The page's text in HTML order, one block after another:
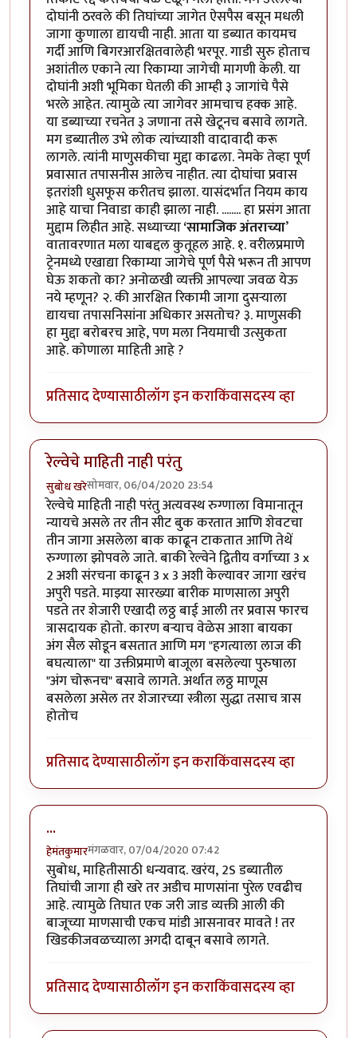
दोघांनी ठरवले की तिघांच्या जागेत ऐसपैस बसून मधली
जागा कुणाला द्यायची नाही. आता या डब्यात कायमच
गर्दी आणि बिगरआरक्षितवालेही भरपूर. गाडी सुरु होताच
अशांतील एकाने त्या रिकाम्या जागेची मागणी केली. या
दोघांनी अशी भूमिका घेतली की आम्ही ३ जागांचे पैसे
भरले आहेत. त्यामुळे त्या जागेवर आमचाच हक्क आहे.
या डब्याच्या रचनेत ३ जणाना तसे खेटूनच बसावे लागते.
मग डब्यातील उभे लोक त्यांच्याशी वादावादी करू
लागले. त्यांनी माणुसकीचा मुद्दा काढला. नेमके तेव्हा पूर्ण
प्रवासात तपासनीस आलेच नाहीत. त्या दोघांचा प्रवास
इतरांशी धुसफूस करीतच झाला. यासंदर्भात नियम काय
आहे याचा निवाडा काही झाला नाही. ........ हा प्रसंग आता
मुद्दाम लिहीत आहे. सध्याच्या‘सामाजिक अंतराच्या’
वातावरणात मला याबद्दल कुतूहल आहे. १. वरीलप्रमाणे
ट्रेनमध्ये एखाद्या रिकाम्या जागेचे पूर्ण पैसे भरून ती आपण
घेऊ शकतो का? अनोळखी व्यक्ती आपल्या जवळ येऊ
नये म्हणून? २. की आरक्षित रिकामी जागा दुसऱ्याला
द्यायचा तपासनिसांना अधिकार असतोच? ३. माणुसकी
हा मुद्दा बरोबरच आहे, पण मला नियमाची उत्सुकता
आहे. कोणाला माहिती आहे ?
प्रतिसाद देण्यासाठीलॉग इन कराकिंवासदस्य व्हा
रेल्वेचे माहिती नाही परंतु
सुबोध खरेसोमवार, 06/04/2020 23:54
रेल्वेचे माहिती नाही परंतु अत्यवस्थ रुग्णाला विमानातून
न्यायचे असले तर तीन सीट बुक करतात आणि शेवटचा
तीन जागा असलेला बाक काढून टाकतात आणि तेथें
रुग्णाला झोपवले जाते. बाकी रेल्वेने द्वितीय वर्गाच्या 3 x
2 अशी संरचना काढून 3 x 3 अशी केल्यावर जागा खरंच
अपुरी पडते. माझ्या सारख्या बारीक माणसाला अपुरी
पडते तर शेजारी एखादी लठ्ठ बाई आली तर प्रवास फारच
त्रासदायक होतो. कारण बऱ्याच वेळेस आशा बायका
अंग सैल सोडून बसतात आणि मग "हगत्याला लाज की
बघत्याला" या उक्तीप्रमाणे बाजूला बसलेल्या पुरुषाला
"अंग चोरूनच" बसावे लागते. अर्थात लठ्ठ माणूस
बसलेला असेल तर शेजारच्या स्त्रीला सुद्धा तसाच त्रास
होतोच
प्रतिसाद देण्यासाठीलॉग इन कराकिंवासदस्य व्हा
...
हेमंतकुमारमंगळवार, 07/04/2020 07:42
सुबोध, माहितीसाठी धन्यवाद. खरंय, 2S डब्यातील
तिघांची जागा ही खरे तर अडीच माणसांना पुरेल एवढीच
आहे. त्यामुळे तिघात एक जरी जाड व्यक्ती आली की
बाजूच्या माणसाची एकच मांडी आसनावर मावते ! तर
खिडकीजवळच्याला अगदी दाबून बसावे लागते.
प्रतिसाद देण्यासाठीलॉग इन कराकिंवासदस्य व्हा